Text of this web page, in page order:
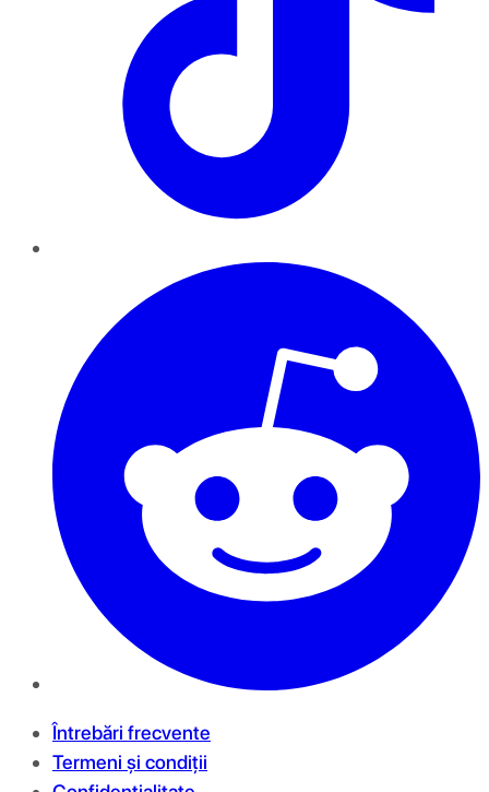
Întrebări frecvente
Termeni și condiții